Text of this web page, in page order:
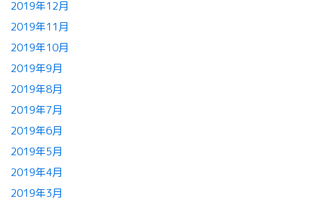
2019年12月
2019年11月
2019年10月
2019年9月
2019年8月
2019年7月
2019年6月
2019年5月
2019年4月
2019年3月